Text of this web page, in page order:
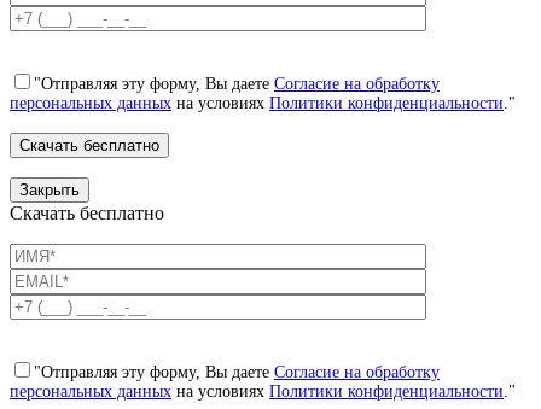
"Отправляя эту форму, Вы даете Согласие на обработку
персональных данных на условиях Политики конфиденциальности ."
Закрыть
Скачать бесплатно
"Отправляя эту форму, Вы даете Согласие на обработку
персональных данных на условиях Политики конфиденциальности ."